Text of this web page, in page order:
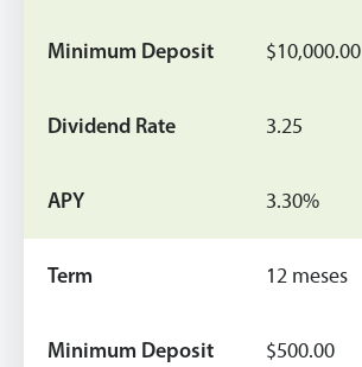
$10,000.00
3.25
3.30%
12 meses
$500.00